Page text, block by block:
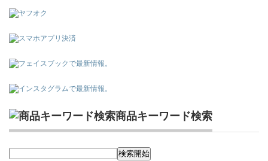
商品キーワード検索